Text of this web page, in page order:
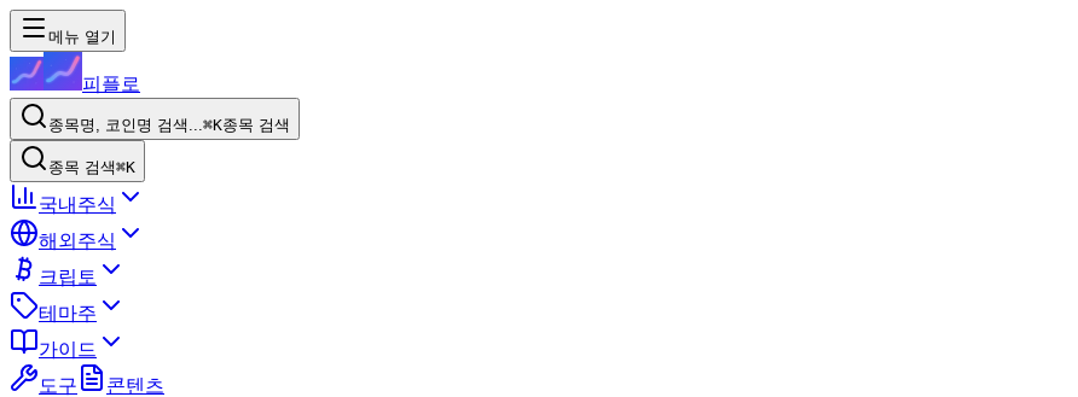
메뉴 열기
피플로
종목명, 코인명 검색...⌘K종목 검색
종목 검색⌘K
국내주식
해외주식
크립토
테마주
가이드
도구
콘텐츠